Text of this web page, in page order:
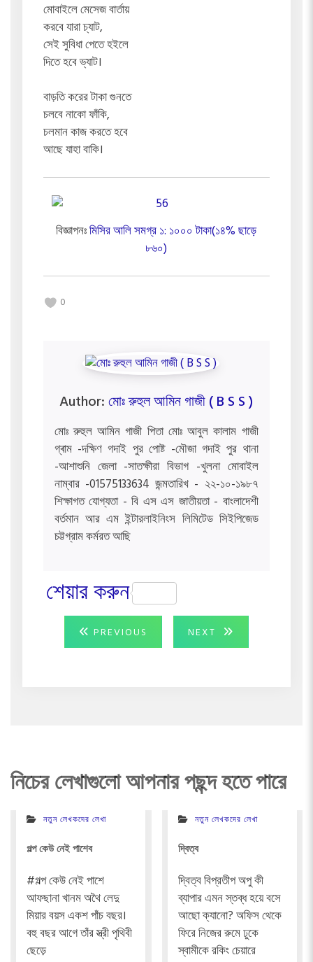
মোবাইলে মেসেজ বার্তায়
করবে যারা চ্যাট,
সেই সুবিধা পেতে হইলে
দিতে হবে ভ্যাট।
বাড়তি করের টাকা গুনতে
চলবে নাকো ফাঁকি,
চলমান কাজ করতে হবে
আছে যাহা বাকি।
বিজ্ঞাপনঃমিসির আলি সমগ্র ১: ১০০০ টাকা(১৪% ছাড়ে
৮৬০)
0
Author:মোঃ রুহুল আমিন গাজী ( B S S )
মোঃ রুহুল আমিন গাজী পিতা মোঃ আবুল কালাম গাজী
গ্ৰাম -দক্ষিণ গদাই পুর পোষ্ট -মৌজা গদাই পুর থানা
-আশাশুনি জেলা -সাতক্ষীরা বিভাগ -খুলনা মোবাইল
নাম্বার -01575133634 জন্মতারিখ - ২২-১০-১৯৮৭
শিক্ষাগত যোগ্যতা - বি এস এস জাতীয়তা - বাংলাদেশী
বর্তমান আর এম ইন্টারলাইনিংস লিমিটেড সিইপিজেড
চট্টগ্রাম কর্মরত আছি
শেয়ার করুন
Post
navigation
PREVIOUS PREVIOUS
POST:
NEXT
NEXT
POST:
নিচের লেখাগুলো আপনার পছন্দ হতে পারে
নতুন লেখকদের লেখা
গল্প কেউ নেই পাশেব
#গল্প কেউ নেই পাশে
আফছানা খানম অথৈ লেদু
মিয়ার বয়স একশ পাঁচ বছর।
বহু বছর আগে তাঁর স্ত্রী পৃথিবী
ছেড়ে
নতুন লেখকদের লেখা
দ্বিত্ব
দ্বিত্ব বিপ্রতীপ অপু কী
ব্যাপার এমন স্তব্ধ হয়ে বসে
আছো ক্যানো? অফিস থেকে
ফিরে নিজের রুমে ঢুকে
স্বামীকে রকিং চেয়ারে